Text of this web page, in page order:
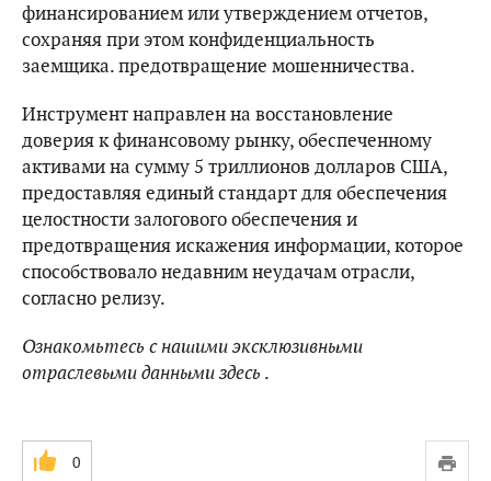
финансированием или утверждением отчетов,
сохраняя при этом конфиденциальность
заемщика. предотвращение мошенничества.
Инструмент направлен на восстановление
доверия к финансовому рынку, обеспеченному
активами на сумму 5 триллионов долларов США,
предоставляя единый стандарт для обеспечения
целостности залогового обеспечения и
предотвращения искажения информации, которое
способствовало недавним неудачам отрасли,
согласно релизу.
Ознакомьтесь с нашими эксклюзивными
отраслевыми даннымиздесь.
0